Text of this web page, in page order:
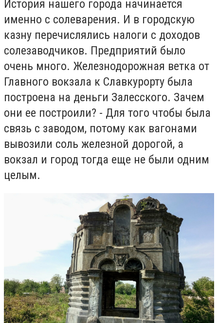
История нашего города начинается
именно с солеварения. И в городскую
казну перечислялись налоги с доходов
солезаводчиков. Предприятий было
очень много. Железнодорожная ветка от
Главного вокзала к Славкурорту была
построена на деньги Залесского. Зачем
они ее построили? - Для того чтобы была
связь с заводом, потому как вагонами
вывозили соль железной дорогой, а
вокзал и город тогда еще не были одним
целым.